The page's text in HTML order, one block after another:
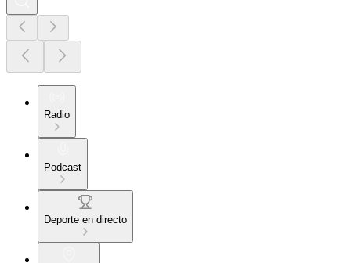
Radio
Podcast
Deporte en directo